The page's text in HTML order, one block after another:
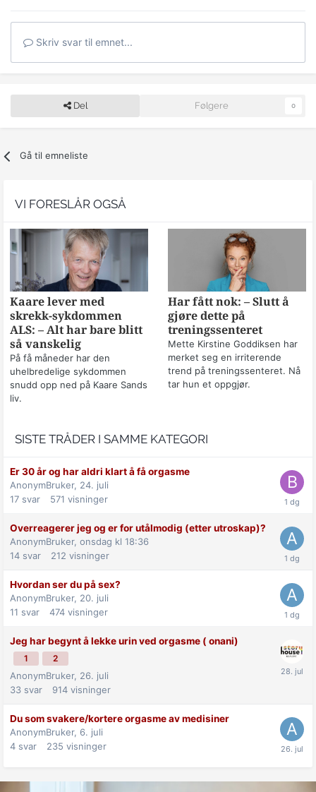
Skriv svar til emnet...
Del Følgere 0
Gå til emneliste
VI FORESLÅR OGSÅ
Kaare lever med
skrekk-sykdommen
ALS: – Alt har bare blitt
så vanskelig
På få måneder har den
uhelbredelige sykdommen
snudd opp ned på Kaare Sands
liv.
Har fått nok: – Slutt å
gjøre dette på
treningssenteret
Mette Kirstine Goddiksen har
merket seg en irriterende
trend på treningssenteret. Nå
tar hun et oppgjør.
SISTE TRÅDER I SAMME KATEGORI
Er 30 år og har aldri klart å få orgasme
AnonymBruker, 24. juli
17 svar 571 visninger
Overreagerer jeg og er for utålmodig (etter utroskap)?
AnonymBruker, onsdag kl 18:36
14 svar 212 visninger
Hvordan ser du på sex?
AnonymBruker, 20. juli
11 svar 474 visninger
Jeg har begynt å lekke urin ved orgasme ( onani)
1 2
AnonymBruker, 26. juli
33 svar 914 visninger
Du som svakere/kortere orgasme av medisiner
AnonymBruker, 6. juli
4 svar 235 visninger